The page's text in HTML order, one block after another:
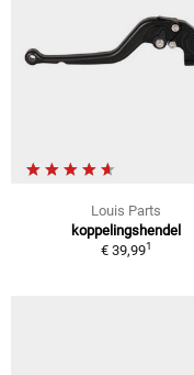
Louis Parts
koppelingshendel
€ 39,991